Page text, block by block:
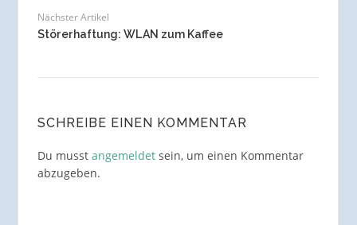
Nächster Artikel
Störerhaftung: WLAN zum Kaffee
SCHREIBE EINEN KOMMENTAR
Du musst angemeldetsein, um einen Kommentar
abzugeben.